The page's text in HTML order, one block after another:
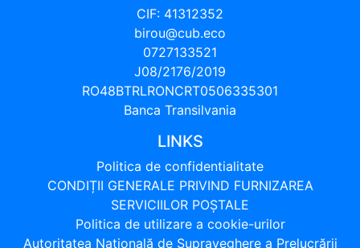
CIF: 41312352
birou@cub.eco
0727133521
J08/2176/2019
RO48BTRLRONCRT0506335301
Banca Transilvania
LINKS
Politica de confidentialitate
CONDIȚII GENERALE PRIVIND FURNIZAREA
SERVICIILOR POȘTALE
Politica de utilizare a cookie-urilor
Autoritatea Naţională de Supraveghere a Prelucrării